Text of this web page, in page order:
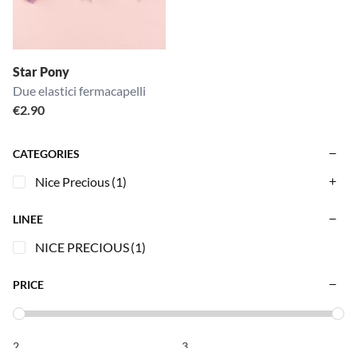
Star Pony
Due elastici fermacapelli
€2.90
CATEGORIES
Nice Precious(1)
LINEE
NICE PRECIOUS(1)
PRICE